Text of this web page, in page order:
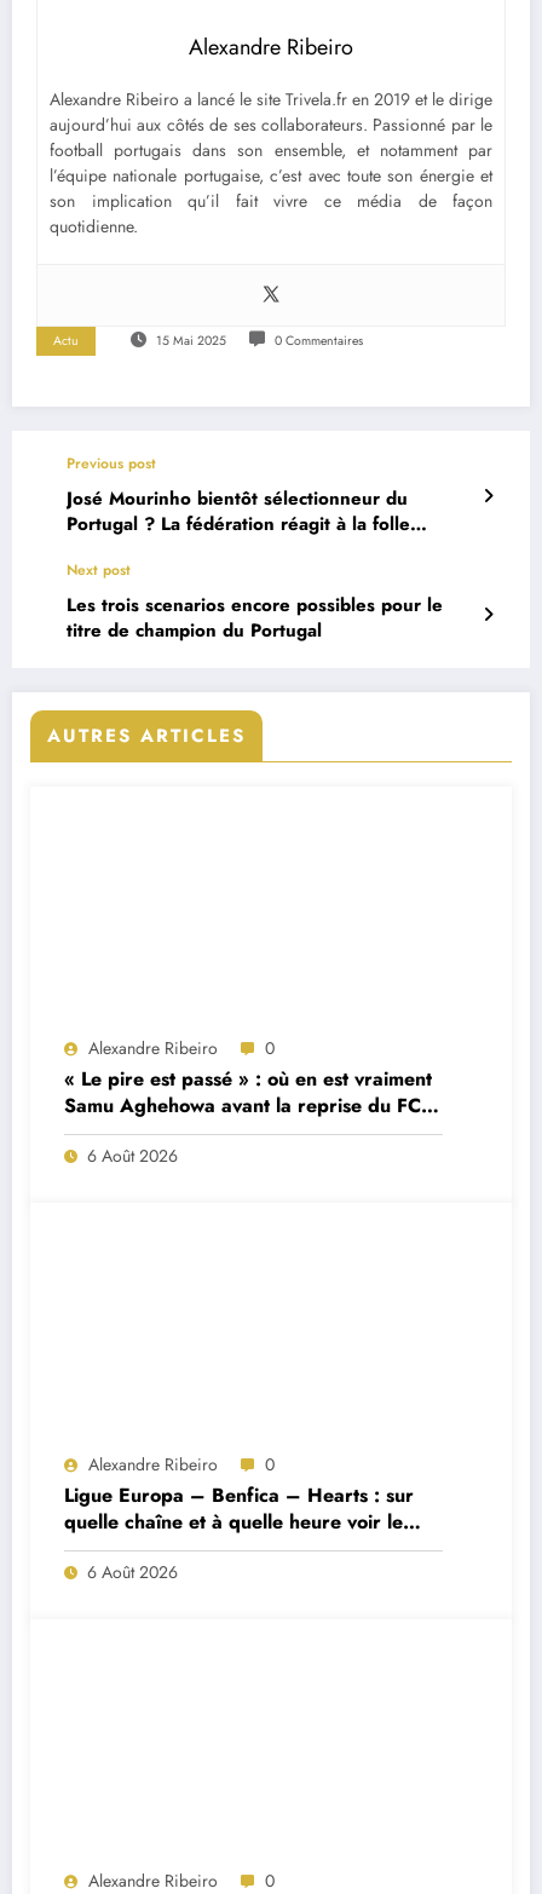
Alexandre Ribeiro
Alexandre Ribeiro a lancé le site Trivela.fr en 2019 et le dirige
aujourd’hui aux côtés de ses collaborateurs. Passionné par le
football portugais dans son ensemble, et notamment par
l’équipe nationale portugaise, c’est avec toute son énergie et
son implication qu’il fait vivre ce média de façon
quotidienne.
Actu 15 Mai 2025 0 Commentaires
Previous post
José Mourinho bientôt sélectionneur du
Portugal ? La fédération réagit à la folle
Next post
Les trois scenarios encore possibles pour le
titre de champion du Portugal
AUTRES ARTICLES
Alexandre Ribeiro 0
« Le pire est passé » : où en est vraiment
Samu Aghehowa avant la reprise du FC
Porto ?
6 Août 2026
Alexandre Ribeiro 0
Ligue Europa – Benfica – Hearts : sur
quelle chaîne et à quelle heure voir le
match ?
6 Août 2026
Alexandre Ribeiro 0